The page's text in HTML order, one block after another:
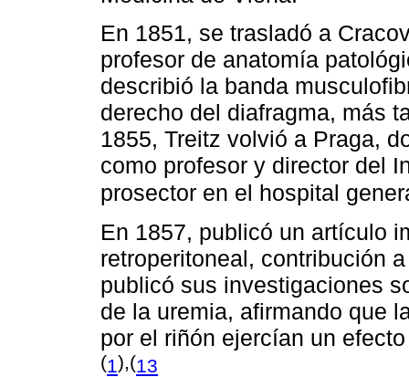
En 1851, se trasladó a
profesor de anatomía
describió la banda
derecho del diafragma, más
1855, Treitz volvió a Praga,
como profesor y director del
prosector en el hospital
En 1857, publicó un artículo
retroperitoneal, contribución
publicó sus investigaciones
de la uremia, afirmando que
por el riñón ejercían un
(1),(13